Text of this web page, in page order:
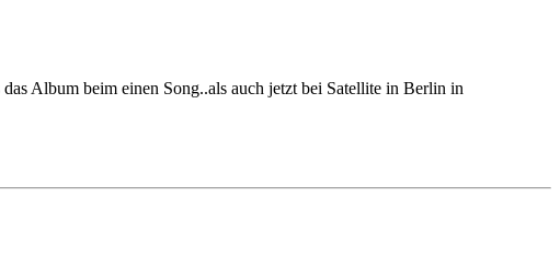
Album beim einen Song..als auch jetzt bei Satellite in Berlin in